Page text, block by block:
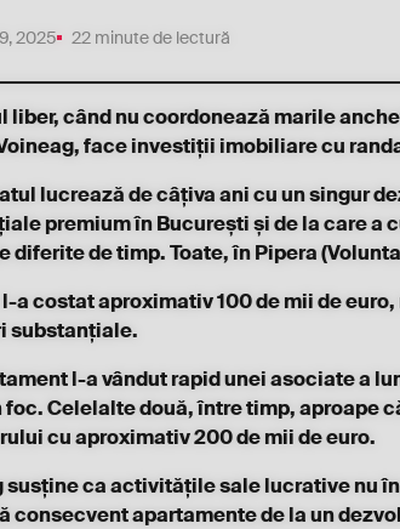
2025 22 minute de lectură
liber, când nu coordonează marile
face investiții imobiliare cu
lucrează de câțiva ani cu un singur
premium în București și de la care a
diferite de timp. Toate, în Pipera
a costat aproximativ 100 de mii de
substanțiale.
l-a vândut rapid unei asociate a
Celelalte două, între timp, aproape
cu aproximativ 200 de mii de euro.
susține ca activitățile sale lucrative nu
consecvent apartamente de la un